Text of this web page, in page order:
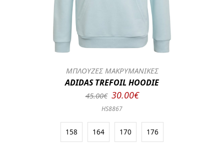
ΜΠΛΟΥΖΕΣ ΜΑΚΡΥΜΑΝΙΚΕΣ
ADIDAS TREFOIL HOODIE
45.00€ 30.00€
HS8867
158 164 170 176